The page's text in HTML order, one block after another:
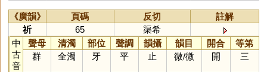
《廣韻》 頁碼 反切
註解
祈
65
渠希
中
古
音
聲母 清濁 部位 聲調 韻攝 韻目 開合
等第
群
全濁 牙 平 止 微/微 開 三